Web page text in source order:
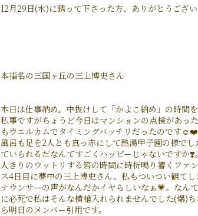
12月29日(水)に誘って下さった方、ありがとうござい
本指名の三国ヶ丘の三上博史さん
本日は仕事納め。中抜けして「かよこ納め」の時間
私事ですがちょうど今日はマンションの点検があっ
もウエルカムでタイミングバッチリだったのです
風呂も足を2人とも真っ赤にして熱湯甲子園の様で
ていられるだなんてすごくハッピーじゃないですか
人きりのウットリする筈の時間に時折鳴り響くファ
ス4日目に夢中の三上博史さん、私もついつい観て
ナウンサーの声がなんだかイヤらしいなぁ💗。なん
に必死で私はそんな横槍入れられませんでした(爆)
ら明日のメンバー引用です。